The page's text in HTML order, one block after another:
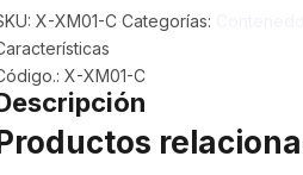
X-XM01-C Categorías:
X-XM01-C